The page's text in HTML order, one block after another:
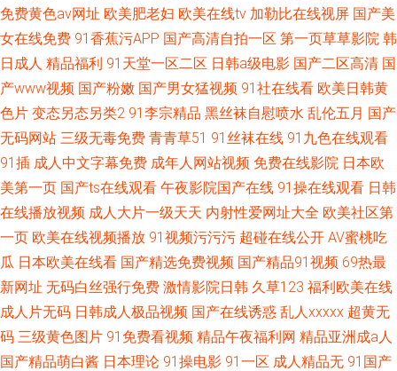
免费黄色av网址 欧美肥老妇 欧美在线tv 加勒比在线视屏 国产美
女在线免费 91香蕉污APP 国产高清自拍一区 第一页草草影院 韩
日成人 精品福利 91天堂一区二区 日韩a级电影 国产二区高清 国
产www视频 国产粉嫩 国产男女猛视频 91社在线看 欧美日韩黄
色片 变态另态另类2 91李宗精品 黑丝袜自慰喷水 乱伦五月 国产
无码网站 三级无毒免费 青青草51 91丝袜在线 91九色在线观看
91插 成人中文字幕免费 成年人网站视频 免费在线影院 日本欧
美第一页 国产ts在线观看 午夜影院国产在线 91操在线观看 日韩
在线播放视频 成人大片一级天天 内射性爱网址大全 欧美社区第
一页 欧美在线视频播放 91视频污污污 超碰在线公开 AV蜜桃吃
瓜 日本欧美在线看 国产精选免费视频 国产精品91视频 69热最
新网址 无码白丝强行免费 激情影院日韩 久草123 福利欧美在线
成人片无码 日韩成人极品视频 国产在线诱惑 乱人xxxxx 超黄无
码 三级黄色图片 91免费看视频 精品午夜福利网 精品亚洲成a人
国产精品萌白酱 日本理论 91操电影 91一区 成人精品无 91国产